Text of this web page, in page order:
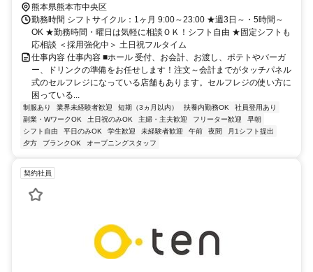
熊本県熊本市中央区
勤務時間 シフトサイクル：1ヶ月 9:00～23:00 ★週3日～・5時間～
OK ★勤務時間・曜日は気軽に相談ＯＫ！シフト自由 ★固定シフトも
応相談 ＜採用強化中＞ 土日祝フルタイム
仕事内容 仕事内容 ■ホール 受付、お会計、お渡し、ポテトやバーガ
ー、ドリンクの準備をお任せします！注文～会計までがタッチパネル
式のセルフレジになっている店舗もあります。セルフレジの使い方に
困っている...
制服あり 業界未経験者歓迎 短期（3ヵ月以内） 扶養内勤務OK
社員登用あり
副業・WワークOK
土日祝のみOK 主婦・主夫歓迎 フリーター歓迎
早朝
シフト自由
平日のみOK 学生歓迎 未経験者歓迎 午前 夜間
月1シフト提出
夕方
ブランクOK オープニングスタッフ
契約社員